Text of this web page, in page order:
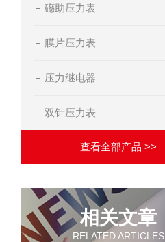
礠助压力表
膜片压力表
压力继电器
双针压力表
查看全部产品 >>
相关文章
RELATED ARTICLES